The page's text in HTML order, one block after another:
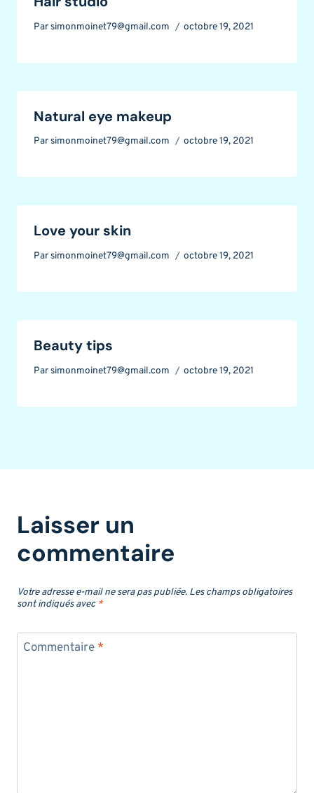
Parsimonmoinet79@gmail.com octobre 19, 2021
Natural eye makeup
Parsimonmoinet79@gmail.com octobre 19, 2021
Love your skin
Parsimonmoinet79@gmail.com octobre 19, 2021
Beauty tips
Parsimonmoinet79@gmail.com octobre 19, 2021
Laisser un
commentaire
Votre adresse e-mail ne sera pas publiée. Les champs obligatoires
sont indiqués avec *
Commentaire *